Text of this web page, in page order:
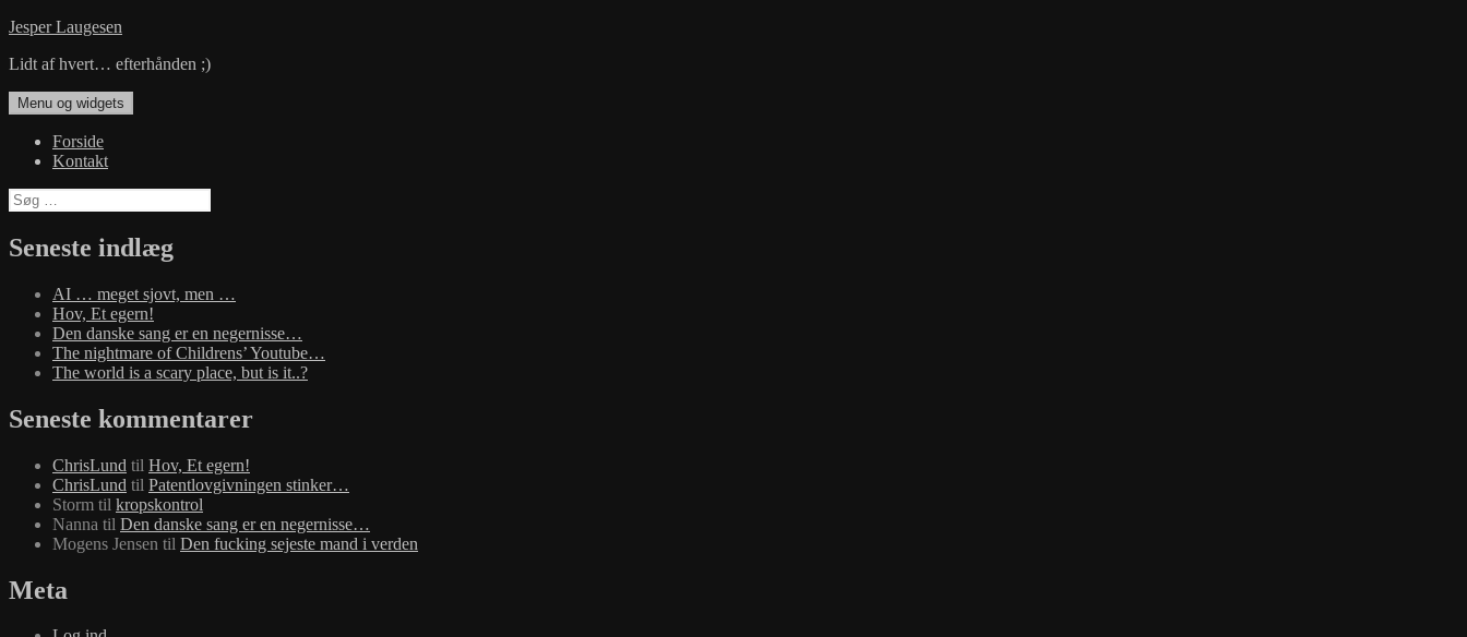
Hop
indhold
Jesper Laugesen
Lidt af hvert… efterhånden ;)
Menu og widgets
Forside
Kontakt
Søg
efter:
Seneste indlæg
AI … meget sjovt, men …
Hov, Et egern!
Den danske sang er en negernisse…
The nightmare of Childrens’ Youtube…
The world is a scary place, but is it..?
Seneste kommentarer
ChrisLund til Hov, Et egern!
ChrisLund til Patentlovgivningen stinker…
Storm til kropskontrol
Nanna til Den danske sang er en negernisse…
Mogens Jensen til Den fucking sejeste mand i verden
Meta